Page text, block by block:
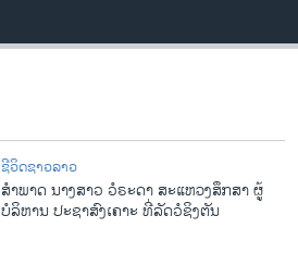
ຊີວິດຊາວລາວ
ສຳພາດ ນາງສາວ ວໍຣະດາ ສະແຫວງສຶກສາ ຜູ້
ບໍລິຫານ ປະຊາສົງເຄາະ ທີ່ລັດວໍຊິງຕັນ